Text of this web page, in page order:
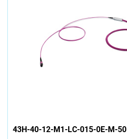
43H-40-12-M1-LC-015-0E-M-50